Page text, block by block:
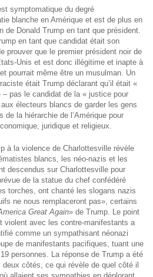
symptomatique du degré
blanche en Amérique et est de plus en
de Donald Trump en tant que président.
en tant que candidat était son
prouver que le premier président noir de
Unis et est donc illégitime et inapte à
pourrait même être un musulman. Un
était Trump déclarant qu’il était «
– pas le candidat de la « justice pour
électeurs blancs de garder les gens
de la hiérarchie de l’Amérique pour
juridique et religieux.
à la violence de Charlottesville révèle
blancs, les néo-nazis et les
descendus sur Charlottesville pour
de la statue du chef confédéré
torches, ont chanté les slogans nazis
ne nous remplaceront pas», certains
Great Again» de Trump. Le point
violent avec les contre-manifestants a
comme un sympathisant néonazi
de manifestants pacifiques, tuant une
personnes. La réponse de Trump a été
côtés, ce qui révèle de quel côté il